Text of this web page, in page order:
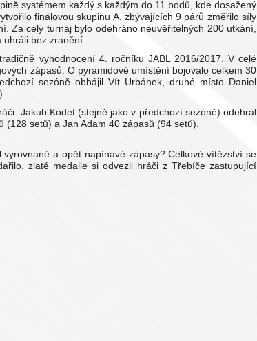
systémem každý s každým do 11 bodů, kde dosažený
finálovou skupinu A, zbývajících 9 párů změřilo síly
Za celý turnaj bylo odehráno neuvěřitelných 200 utkání,
bez zranění.
vyhodnocení 4. ročníku JABL 2016/2017. V celé
zápasů. O pyramidové umístění bojovalo celkem 30
sezóně obhájil Vít Urbánek, druhé místo Daniel
Jakub Kodet (stejně jako v předchozí sezóně) odehrál
setů) a Jan Adam 40 zápasů (94 setů).
a opět napínavé zápasy? Celkové vítězství se
zlaté medaile si odvezli hráči z Třebíče zastupující